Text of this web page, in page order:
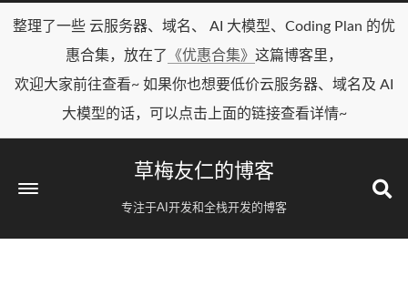
整理了一些 云服务器、域名、 AI 大模型、Coding Plan 的优
惠合集，放在了
《优惠合集》 这篇博客里，
欢迎大家前往查看~ 如果你也想要低价云服务器、域名及 AI
大模型的话，可以点击上面的链接查看详情~
草梅友仁的博客
专注于AI开发和全栈开发的博客